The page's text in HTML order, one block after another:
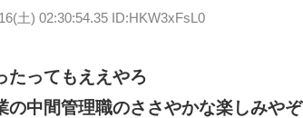
土) 02:30:54.35 ID:HKW3xFsL0
たってもええやろ
の中間管理職のささやかな楽しみやぞ